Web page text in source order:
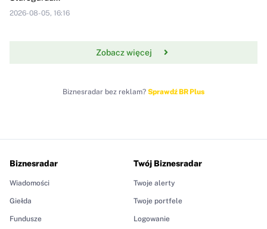
2026-08-05, 16:16
Zobacz więcej
Biznesradar bez reklam? Sprawdź BR Plus
Biznesradar
Wiadomości
Giełda
Fundusze
Twój Biznesradar
Twoje alerty
Twoje portfele
Logowanie